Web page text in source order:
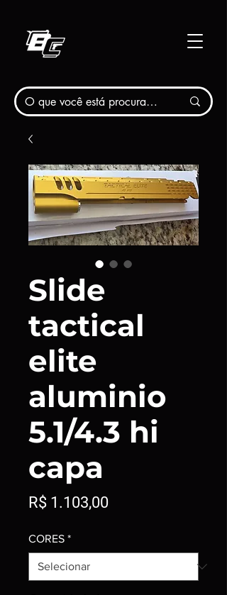
Slide
tactical
elite
aluminio
5.1/4.3 hi
capa
R$ 1.103,00Preço
CORES *